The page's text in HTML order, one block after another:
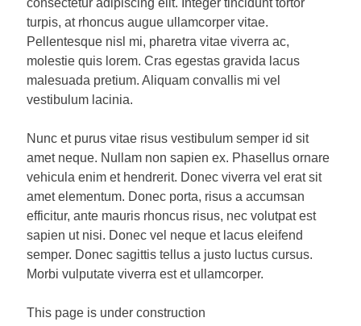
consectetur adipiscing elit. Integer tincidunt tortor
turpis, at rhoncus augue ullamcorper vitae.
Pellentesque nisl mi, pharetra vitae viverra ac,
molestie quis lorem. Cras egestas gravida lacus
malesuada pretium. Aliquam convallis mi vel
vestibulum lacinia.
Nunc et purus vitae risus vestibulum semper id sit
amet neque. Nullam non sapien ex. Phasellus ornare
vehicula enim et hendrerit. Donec viverra vel erat sit
amet elementum. Donec porta, risus a accumsan
efficitur, ante mauris rhoncus risus, nec volutpat est
sapien ut nisi. Donec vel neque et lacus eleifend
semper. Donec sagittis tellus a justo luctus cursus.
Morbi vulputate viverra est et ullamcorper.
This page is under construction